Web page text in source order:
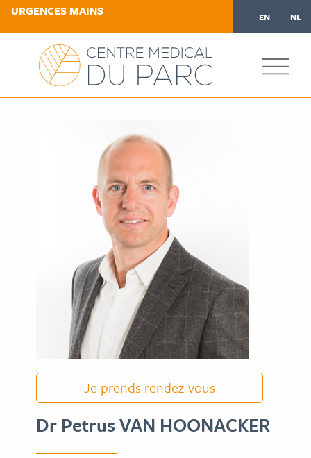
URGENCES MAINS NL
EN
Je prends rendez-vous
Dr Petrus VAN HOONACKER